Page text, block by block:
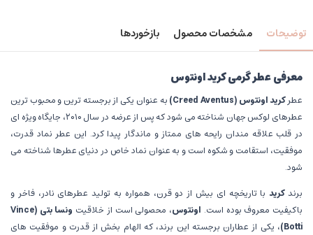
توضیحات مشخصات محصول بازخوردها
معرفی عطر گرمی کرید اونتوس
عطرکرید اونتوس(Creed Aventus)
به عنوان یکی از برجسته ترین و محبوب ترین
عطرهای لوکس جهان شناخته می شود که پس از عرضه در سال ۲۰۱۰، جایگاه ویژه ای
در قلب علاقه مندان رایحه های ممتاز و ماندگار پیدا کرد. این عطر نماد قدرت،
موفقیت، استقامت و شکوه است و به عنوان نماد خاص در دنیای عطرها شناخته می
شود.
برندکرید با تاریخچه ای بیش از دو قرن، همواره به تولید عطرهای نادر، فاخر و
باکیفیت معروف بوده است. اونتوس، محصولی است از خلاقیت ونسا بتی (Vince
Botti) ، یکی از عطاران برجسته این برند، که الهام بخش از قدرت و موفقیت های